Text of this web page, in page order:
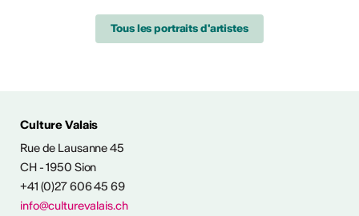
CULTURELLES
Tous les portraits d'artistes
Culture Valais
Rue de Lausanne 45
CH - 1950 Sion
+41 (0)27 606 45 69
info@culturevalais.ch